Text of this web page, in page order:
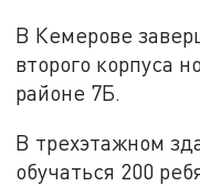
В Кемерове
второго корпуса
районе 7Б.
В трехэтажном
обучаться 200